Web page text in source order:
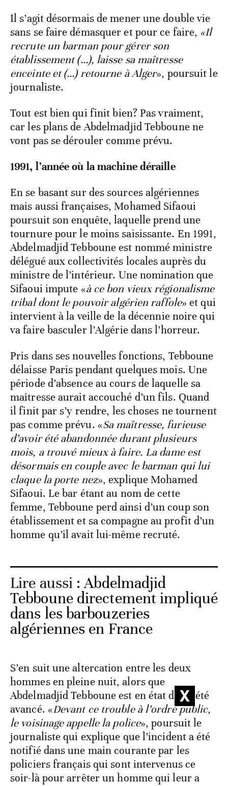
Il s’agit désormais de mener une double vie
sans se faire démasquer et pour ce faire, «Il
recrute un barman pour gérer son
établissement (…), laisse sa maîtresse
enceinte et (…) retourne à Alger», poursuit le
journaliste.
Tout est bien qui finit bien? Pas vraiment,
car les plans de Abdelmadjid Tebboune ne
vont pas se dérouler comme prévu.
1991, l’année où la machine déraille
En se basant sur des sources algériennes
mais aussi françaises, Mohamed Sifaoui
poursuit son enquête, laquelle prend une
tournure pour le moins saisissante. En 1991,
Abdelmadjid Tebboune est nommé ministre
délégué aux collectivités locales auprès du
ministre de l’intérieur. Une nomination que
Sifaoui impute «à ce bon vieux régionalisme
tribal dont le pouvoir algérien raffole» et qui
intervient à la veille de la décennie noire qui
va faire basculer l’Algérie dans l’horreur.
Pris dans ses nouvelles fonctions, Tebboune
délaisse Paris pendant quelques mois. Une
période d’absence au cours de laquelle sa
maîtresse aurait accouché d’un fils. Quand
il finit par s’y rendre, les choses ne tournent
pas comme prévu. «Sa maîtresse, furieuse
d’avoir été abandonnée durant plusieurs
mois, a trouvé mieux à faire. La dame est
désormais en couple avec le barman qui lui
claque la porte nez», explique Mohamed
Sifaoui. Le bar étant au nom de cette
femme, Tebboune perd ainsi d’un coup son
établissement et sa compagne au profit d’un
homme qu’il avait lui-même recruté.
Lire aussi :Abdelmadjid
Tebboune directement impliqué
dans les barbouzeries
algériennes en France
S’en suit une altercation entre les deux
hommes en pleine nuit, alors que
Abdelmadjid Tebboune est en état d’ébriété
avancé. «Devant ce trouble à l’ordre public,
le voisinage appelle la police», poursuit le
journaliste qui explique que l’incident a été
notifié dans une main courante par les
policiers français qui sont intervenus ce
soir-là pour arrêter un homme qui leur a